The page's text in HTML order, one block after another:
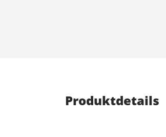
Produktdetails